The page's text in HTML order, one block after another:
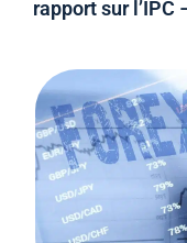
rapport sur l’IPC